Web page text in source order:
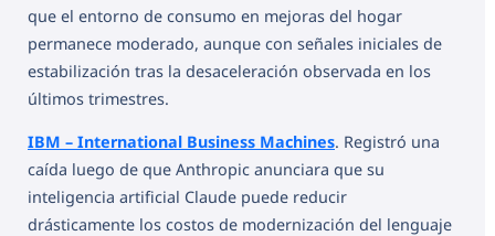
que el entorno de consumo en mejoras del hogar
permanece moderado, aunque con señales iniciales de
estabilización tras la desaceleración observada en los
últimos trimestres.
IBM – International Business Machines. Registró una
caída luego de que Anthropic anunciara que su
inteligencia artificial Claude puede reducir
drásticamente los costos de modernización del lenguaje